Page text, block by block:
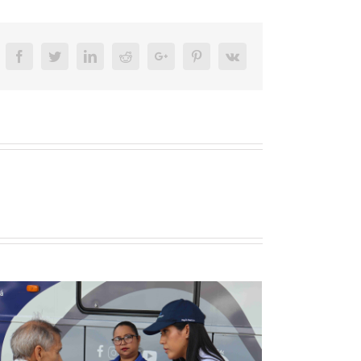
FacebookTwitterLinkedInRedditGoogle+ PinterestVk